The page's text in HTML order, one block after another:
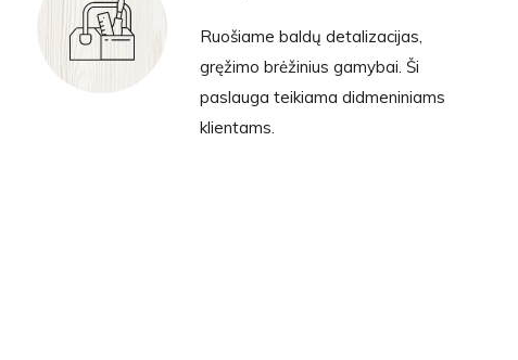
Ruošiame baldų detalizacijas,
gręžimo brėžinius gamybai. Ši
paslauga teikiama didmeniniams
klientams.